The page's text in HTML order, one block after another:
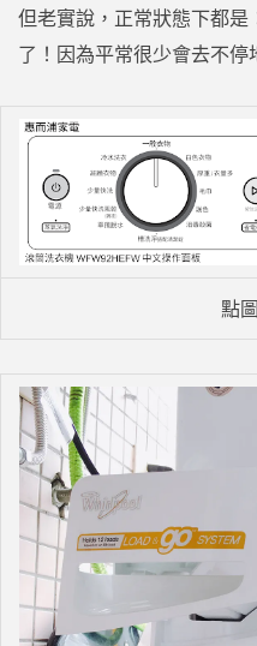
但老實說，正常狀態下都
了！因為平常很少會去不停
點